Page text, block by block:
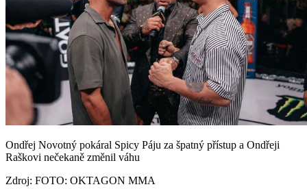
Ondřej Novotný pokáral Spicy Páju za špatný přístup a Ondřeji
Raškovi nečekaně změnil váhu
Zdroj: FOTO: OKTAGON MMA